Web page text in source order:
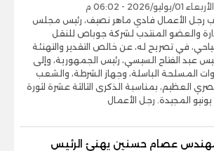
الأربعاء 01/يوليو/2026 - 06:02 م
رجل الأعمال فادي ماهر نصيف، رئيس مجلس
والعضو المنتدب لشركة جوباص للنقل
في تصريح له، عن خالص التقدير والتهنئة
عبد الفتاح السيسي، رئيس الجمهورية، وإلى
المسلحة الباسلة، وجهاز الشرطة، والشعب
العظيم، بمناسبة الذكرى الثالثة عشرة لثورة
عصام حسنين يهنئ الرئيس